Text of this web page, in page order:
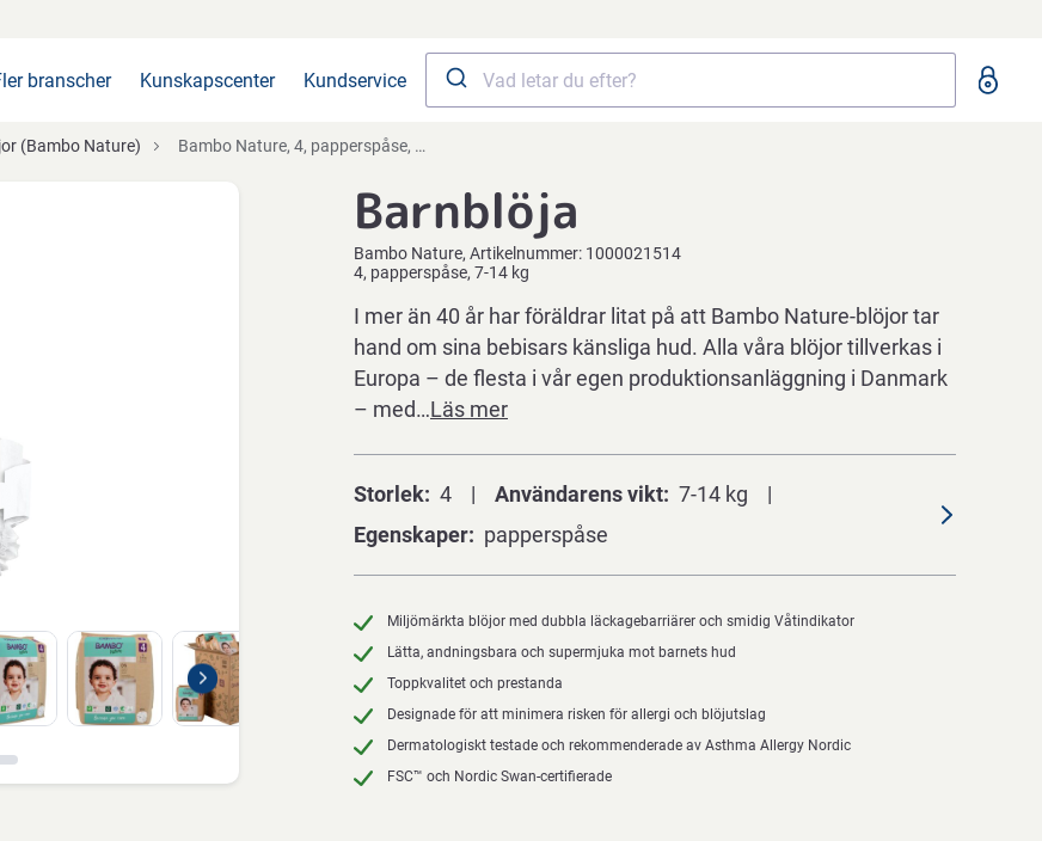
branscher Kunskapscenter Kundservice
(Bambo Nature) Bambo Nature, 4, papperspåse, 7-14 kg
Barnblöja
Bambo Nature Artikelnummer: 1000021514
4, papperspåse, 7-14 kg
I mer än 40 år har föräldrar litat på att Bambo Nature-blöjor tar
hand om sina bebisars känsliga hud. Alla våra blöjor tillverkas i
Europa – de flesta i vår egen produktionsanläggning i Danmark
– med…Läs mer
Storlek 4 Användarens vikt
7-14 kg
Egenskaper
papperspåse
Miljömärkta blöjor med dubbla läckagebarriärer och smidig Våtindikator
Lätta, andningsbara och supermjuka mot barnets hud
Toppkvalitet och prestanda
Designade för att minimera risken för allergi och blöjutslag
Dermatologiskt testade och rekommenderade av Asthma Allergy Nordic
FSC™ och Nordic Swan-certifierade